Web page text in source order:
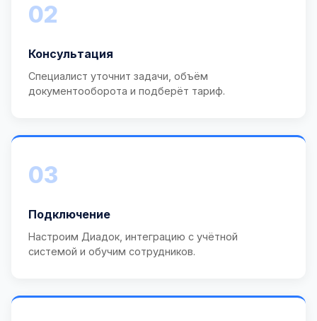
02
Консультация
Специалист уточнит задачи, объём
документооборота и подберёт тариф.
03
Подключение
Настроим Диадок, интеграцию с учётной
системой и обучим сотрудников.